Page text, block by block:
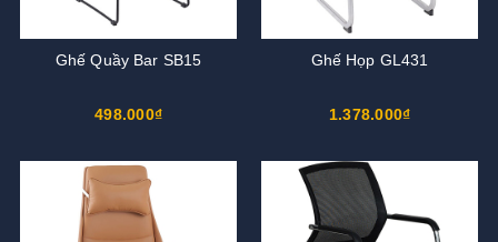
Ghế Quầy Bar SB15
498.000₫
Ghế Họp GL431
1.378.000₫